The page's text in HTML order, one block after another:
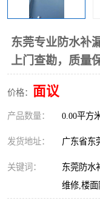
东莞专业防水补
上门查勘，质量
价格： 面议
产品数量： 0.00平方
发货地址： 广东省东
关键词：
东莞防水
维修,楼